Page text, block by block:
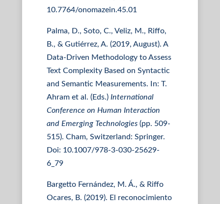
10.7764/onomazein.45.01
Palma, D., Soto, C., Veliz, M., Riffo,
B., & Gutiérrez, A. (2019, August). A
Data-Driven Methodology to Assess
Text Complexity Based on Syntactic
and Semantic Measurements. In: T.
Ahram et al. (Eds.) International
Conference on Human Interaction
and Emerging Technologies(pp. 509-
515). Cham, Switzerland: Springer.
Doi: 10.1007/978-3-030-25629-
6_79
Bargetto Fernández, M. Á., & Riffo
Ocares, B. (2019). El reconocimiento